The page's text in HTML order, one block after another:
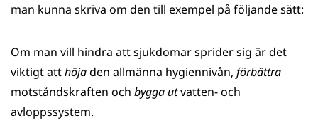
man kunna skriva om den till exempel på följande sätt:
Om man vill hindra att sjukdomar sprider sig är det
viktigt atthöjaden allmänna hygiennivån, förbättra
motståndskraften och bygga utvatten- och
avloppssystem.